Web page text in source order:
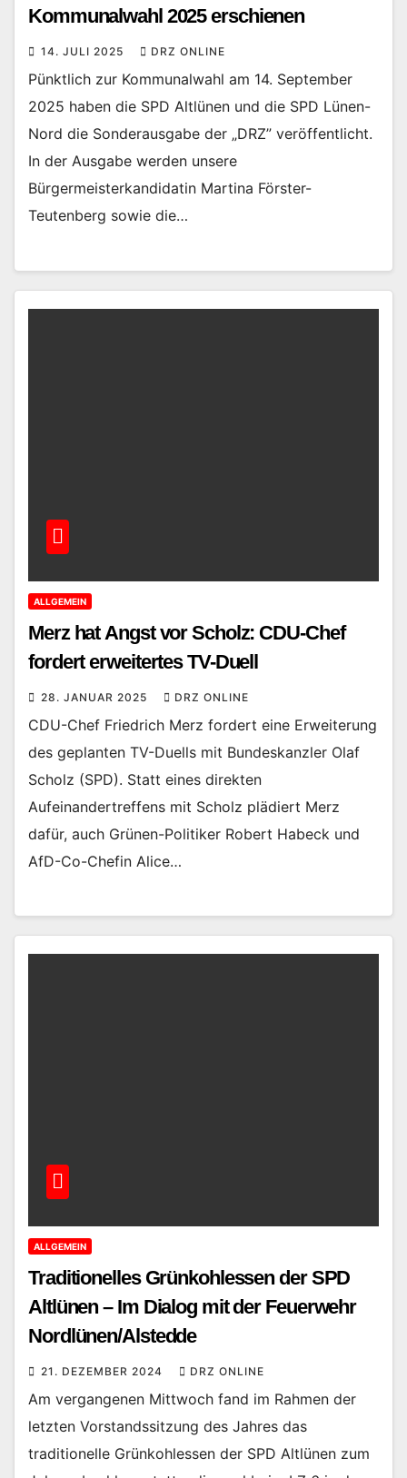
Kommunalwahl 2025 erschienen
14. JULI 2025 DRZ ONLINE
Pünktlich zur Kommunalwahl am 14. September
2025 haben die SPD Altlünen und die SPD Lünen-
Nord die Sonderausgabe der „DRZ” veröffentlicht.
In der Ausgabe werden unsere
Bürgermeisterkandidatin Martina Förster-
Teutenberg sowie die…
ALLGEMEIN
Merz hat Angst vor Scholz: CDU-Chef
fordert erweitertes TV-Duell
28. JANUAR 2025 DRZ ONLINE
CDU-Chef Friedrich Merz fordert eine Erweiterung
des geplanten TV-Duells mit Bundeskanzler Olaf
Scholz (SPD). Statt eines direkten
Aufeinandertreffens mit Scholz plädiert Merz
dafür, auch Grünen-Politiker Robert Habeck und
AfD-Co-Chefin Alice…
ALLGEMEIN
Traditionelles Grünkohlessen der SPD
Altlünen – Im Dialog mit der Feuerwehr
Nordlünen/Alstedde
21. DEZEMBER 2024 DRZ ONLINE
Am vergangenen Mittwoch fand im Rahmen der
letzten Vorstandssitzung des Jahres das
traditionelle Grünkohlessen der SPD Altlünen zum